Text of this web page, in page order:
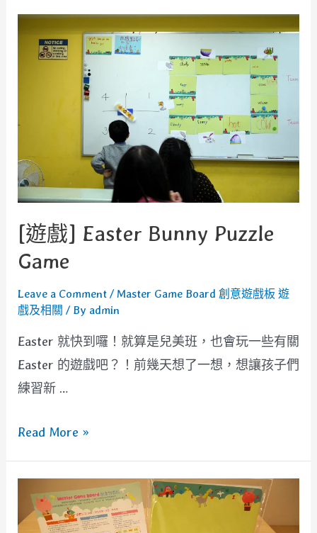
Running
Dictation
[遊戲] Easter Bunny Puzzle
Game
Leave a Comment /Master Game Board 創意遊戲板 遊
戲及相關 / By admin
Easter 就快到囉！就算是兒美班，也會玩一些有關
Easter 的遊戲吧？！前幾天想了一想，想讓孩子們
練習新 …
[遊
Easter
Bunny
Puzzle
Read More »